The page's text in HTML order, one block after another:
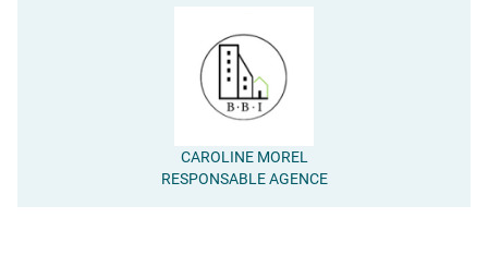
CAROLINE MOREL
RESPONSABLE AGENCE